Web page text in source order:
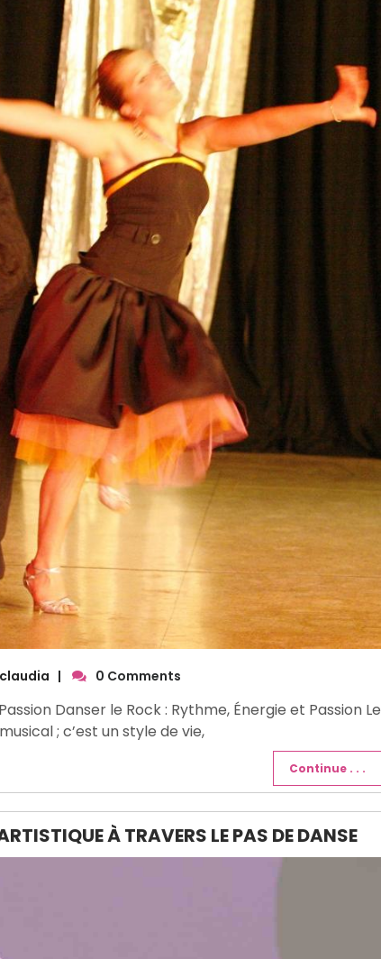
| 0 Comments
Danser le Rock : Rythme, Énergie et Passion Le
; c’est un style de vie,
Continue . . .
À TRAVERS LE PAS DE DANSE